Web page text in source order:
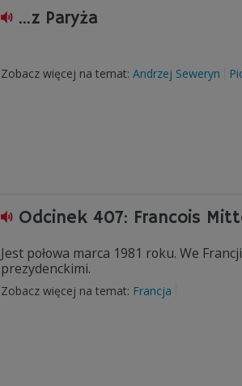
...z Paryża
Zobacz więcej na temat: Andrzej Seweryn
Odcinek 407: Francois
Jest połowa marca 1981 roku. We
prezydenckimi.
Zobacz więcej na temat: Francja